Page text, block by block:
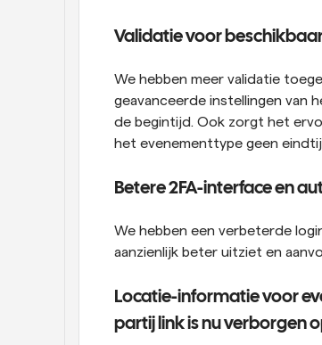
Validatie voor
We hebben meer validatie
geavanceerde instellingen van
de begintijd. Ook zorgt het
het evenementtype geen
Betere 2FA-interface en
We hebben een verbeterde
aanzienlijk beter uitziet en
Locatie-informatie voor
partij link is nu verborgen